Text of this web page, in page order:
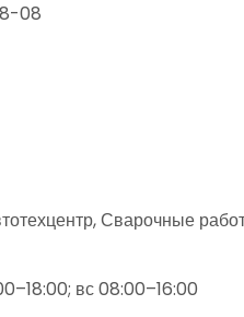
08
Сварочные
вс 08:00–16:00